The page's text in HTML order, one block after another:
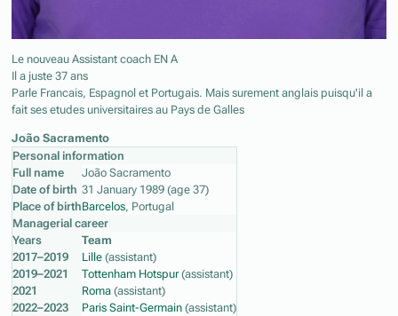
Le nouveau Assistant coach EN A
Il a juste 37 ans
Parle Francais, Espagnol et Portugais. Mais surement anglais puisqu'il a
fait ses etudes universitaires au Pays de Galles
João Sacramento
Personal information
Full name
João Sacramento
Date of birth 31 January 1989 (age 37)
Place of birthBarcelos, Portugal
Managerial career
Years
Team
2017–2019
Lille (assistant)
2019–2021
Tottenham Hotspur(assistant)
2021
Roma (assistant)
2022–2023
Paris Saint-Germain (assistant)